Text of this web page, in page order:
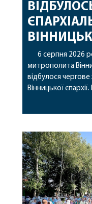
6 серпня 2026
митрополита
відбулося чергове
Вінницької
секретар
побажавши йому
допомоги, миру,
благословенних
архіпастирському